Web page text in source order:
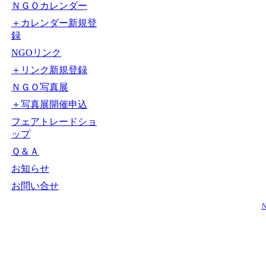
ＮＧＯカレンダー
＋カレンダー新規登
録
NGOリンク
＋リンク新規登録
ＮＧＯ写真展
＋写真展開催申込
フェアトレードショ
ップ
Ｑ＆Ａ
お知らせ
お問い合せ